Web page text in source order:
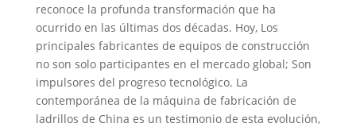
reconoce la profunda transformación que ha
ocurrido en las últimas dos décadas. Hoy, Los
principales fabricantes de equipos de construcción
no son solo participantes en el mercado global; Son
impulsores del progreso tecnológico. La
contemporánea de la máquina de fabricación de
ladrillos de China es un testimonio de esta evolución,